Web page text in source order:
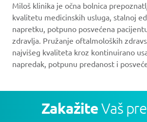
Miloš klinika je očna bolnica
kvalitetu medicinskih usluga, stalnoj
napretku, potpuno posvećena
zdravlja. Pružanje oftalmoloških
najvišeg kvaliteta kroz kontinuirano
napredak, potpunu predanost i
ZakažiteVaš